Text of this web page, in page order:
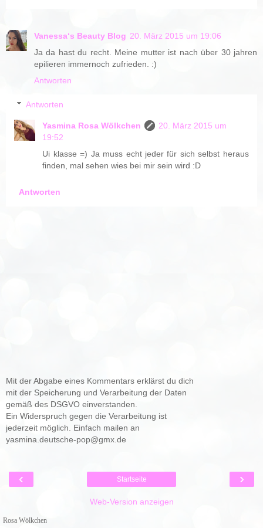
Vanessa‘s Beauty Blog 20. März 2015 um 19:06
Ja da hast du recht. Meine mutter ist nach über 30 jahren
epilieren immernoch zufrieden. :)
Antworten
Antworten
Yasmina Rosa Wölkchen
20. März 2015 um
19:52
Ui klasse =) Ja muss echt jeder für sich selbst heraus
finden, mal sehen wies bei mir sein wird :D
Antworten
Mit der Abgabe eines Kommentars erklärst du dich
mit der Speicherung und Verarbeitung der Daten
gemäß des DSGVO einverstanden.
Ein Widerspruch gegen die Verarbeitung ist
jederzeit möglich. Einfach mailen an
yasmina.deutsche-pop@gmx.de
‹ ›
Startseite
Web-Version anzeigen
Rosa Wölkchen